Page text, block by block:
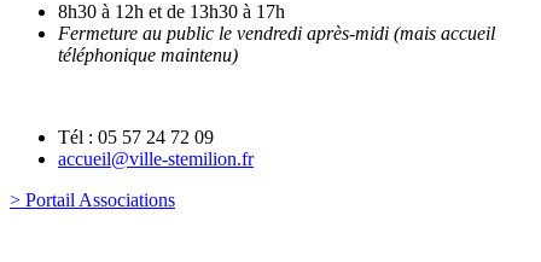
8h30 à 12h et de 13h30 à 17h
Fermeture au public le vendredi après-midi (mais accueil
téléphonique maintenu)
Tél : 05 57 24 72 09
accueil@ville-stemilion.fr
> Portail Associations